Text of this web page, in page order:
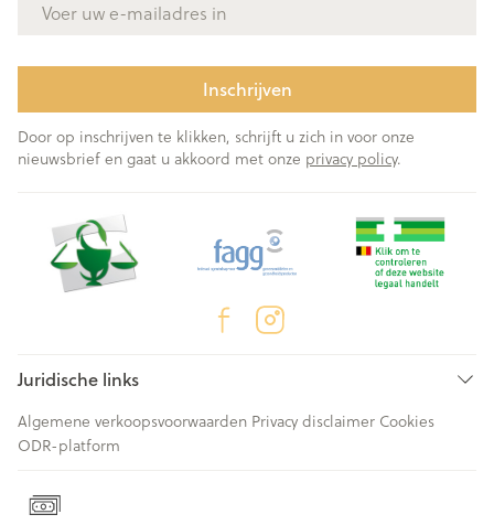
Inschrijven
Door op inschrijven te klikken, schrijft u zich in voor onze
nieuwsbrief en gaat u akkoord met onze privacy policy.
Juridische links
Algemene verkoopsvoorwaarden Privacy disclaimer Cookies
ODR-platform